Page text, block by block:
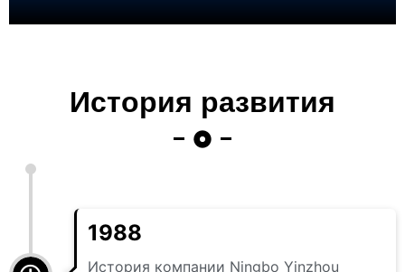
История развития
1988
История компании Ningbo Yinzhou